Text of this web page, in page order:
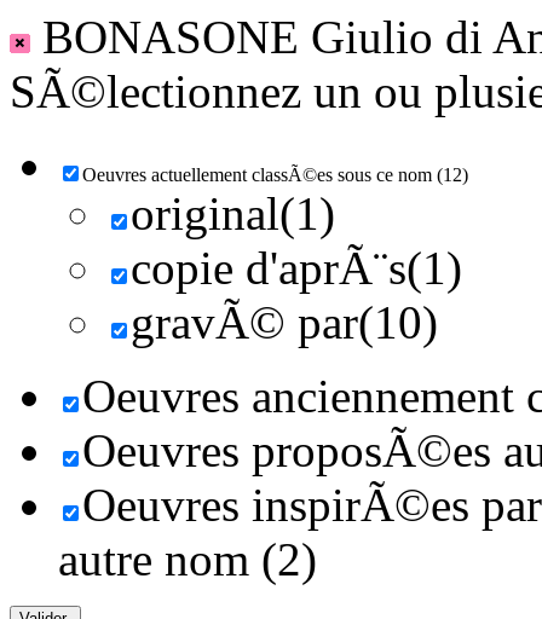
BONASONE Giulio di
SÃ©lectionnez un ou
Oeuvres actuellement classÃ©es sous ce nom (12)
original(1)
copie d'aprÃ¨s(1)
gravÃ© par(10)
Oeuvres anciennement
Oeuvres proposÃ©es
Oeuvres inspirÃ©es
autre nom (2)